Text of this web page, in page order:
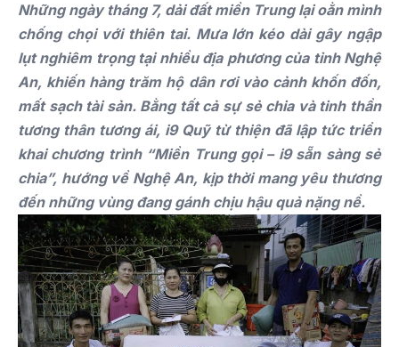
Những ngày tháng 7, dải đất miền Trung lại oằn mình
chống chọi với thiên tai. Mưa lớn kéo dài gây ngập
lụt nghiêm trọng tại nhiều địa phương của tỉnh Nghệ
An, khiến hàng trăm hộ dân rơi vào cảnh khốn đốn,
mất sạch tài sản. Bằng tất cả sự sẻ chia và tinh thần
tương thân tương ái, i9 Quỹ từ thiện đã lập tức triển
khai chương trình “Miền Trung gọi – i9 sẵn sàng sẻ
chia”, hướng về Nghệ An, kịp thời mang yêu thương
đến những vùng đang gánh chịu hậu quả nặng nề.